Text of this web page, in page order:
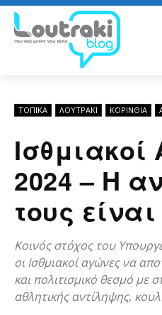
ΤΟΠΙΚΑ ΛΟΥΤΡΆΚΙ ΚΟΡΙΝΘΊΑ
2024 – Η
τους
Κοινός στόχος του
οι Ισθμιακοί αγώνες να
και πολιτισμικό θεσμό με
αθλητικής αντίληψης,